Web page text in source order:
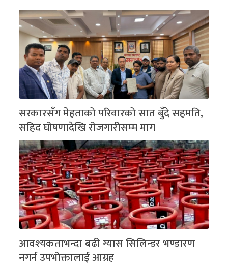
सरकारसँग मेहताको परिवारको सात बुँदे सहमति,
सहिद घोषणादेखि रोजगारीसम्म माग
आवश्यकताभन्दा बढी ग्यास सिलिन्डर भण्डारण
नगर्न उपभोक्तालाई आग्रह